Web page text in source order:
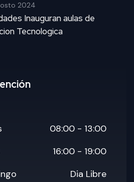
08:00 - 13:00
16:00 - 19:00
Dia Libre
2024
Inauguran aulas de
Tecnologica